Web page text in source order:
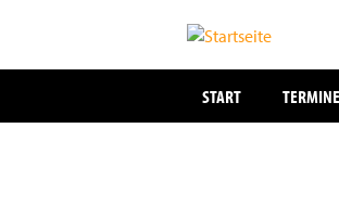
START TERMINE